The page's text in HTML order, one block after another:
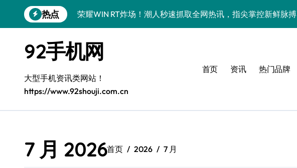
到
热点
荣耀WIN RT炸场！潮人秒速抓取全网热讯，指尖掌控新鲜脉搏
数码潮人必看！小米17新动态+超实用功能速来get！
荣耀WIN RT炸场！潮人手机党速收这波实用资讯全攻略！
小米17 Ultra炸场来袭！潮人必备，科技巅峰一机掌控！
数码潮人速看！vivo S50新机亮点+实用技巧大起底！
荣耀Magic V6抢先揭秘！一屏掌控，实用管家功能潮人必备！
92手机网
大型手机资讯类网站！
https://www.92shouji.com.cn
首页 资讯 热门品牌
7 月 2026首页 2026 7 月